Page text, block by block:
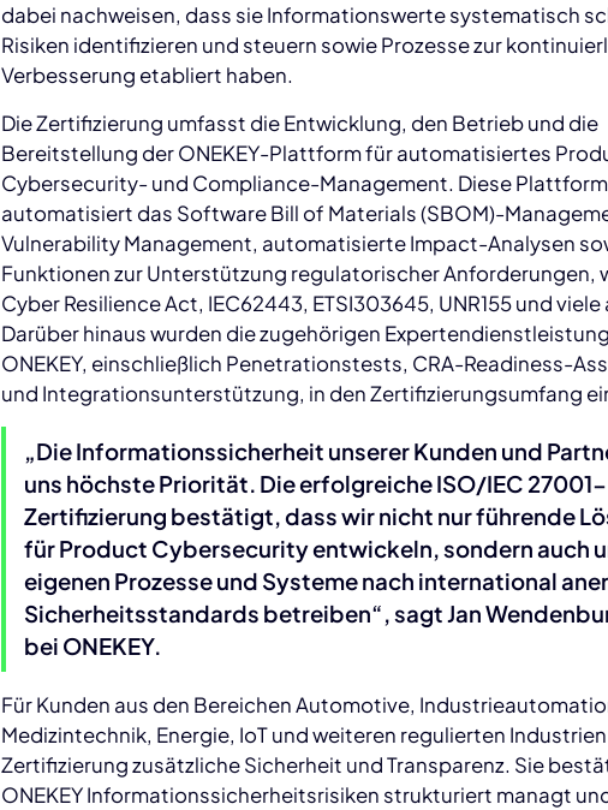
dabei nachweisen, dass sie Informationswerte systematisch
Risiken identifizieren und steuern sowie Prozesse zur
Verbesserung etabliert haben.
Die Zertifizierung umfasst die Entwicklung, den Betrieb und die
Bereitstellung der ONEKEY-Plattform für automatisiertes
Cybersecurity- und Compliance-Management. Diese Plattform
automatisiert das Software Bill of Materials (SBOM)-
Vulnerability Management, automatisierte Impact-Analysen
Funktionen zur Unterstützung regulatorischer Anforderungen,
Cyber Resilience Act, IEC62443, ETSI303645, UNR155 und viele
Darüber hinaus wurden die zugehörigen
ONEKEY, einschließlich Penetrationstests, CRA-Readiness-
und Integrationsunterstützung, in den Zertifizierungsumfang
„Die Informationssicherheit unserer Kunden und
uns höchste Priorität. Die erfolgreiche ISO/IEC 27001-
Zertifizierung bestätigt, dass wir nicht nur führende
für Product Cybersecurity entwickeln, sondern auch
eigenen Prozesse und Systeme nach international
Sicherheitsstandards betreiben“, sagt Jan
bei ONEKEY.
Für Kunden aus den Bereichen Automotive,
Medizintechnik, Energie, IoT und weiteren regulierten
Zertifizierung zusätzliche Sicherheit und Transparenz. Sie
ONEKEY Informationssicherheitsrisiken strukturiert managt